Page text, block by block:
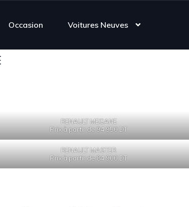
Occasion Voitures Neuves
RENAULT MEGANE
Prix à partir de 94 950 DT
RENAULT MASTER
Prix à partir de 84 900 DT